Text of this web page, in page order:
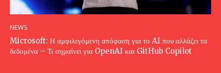
NEWS
Microsoft: Η αμφιλεγόμενη απόφαση για το AI που αλλάζει τα
δεδομένα – Τι σημαίνει για OpenAI και GitHub Copilot